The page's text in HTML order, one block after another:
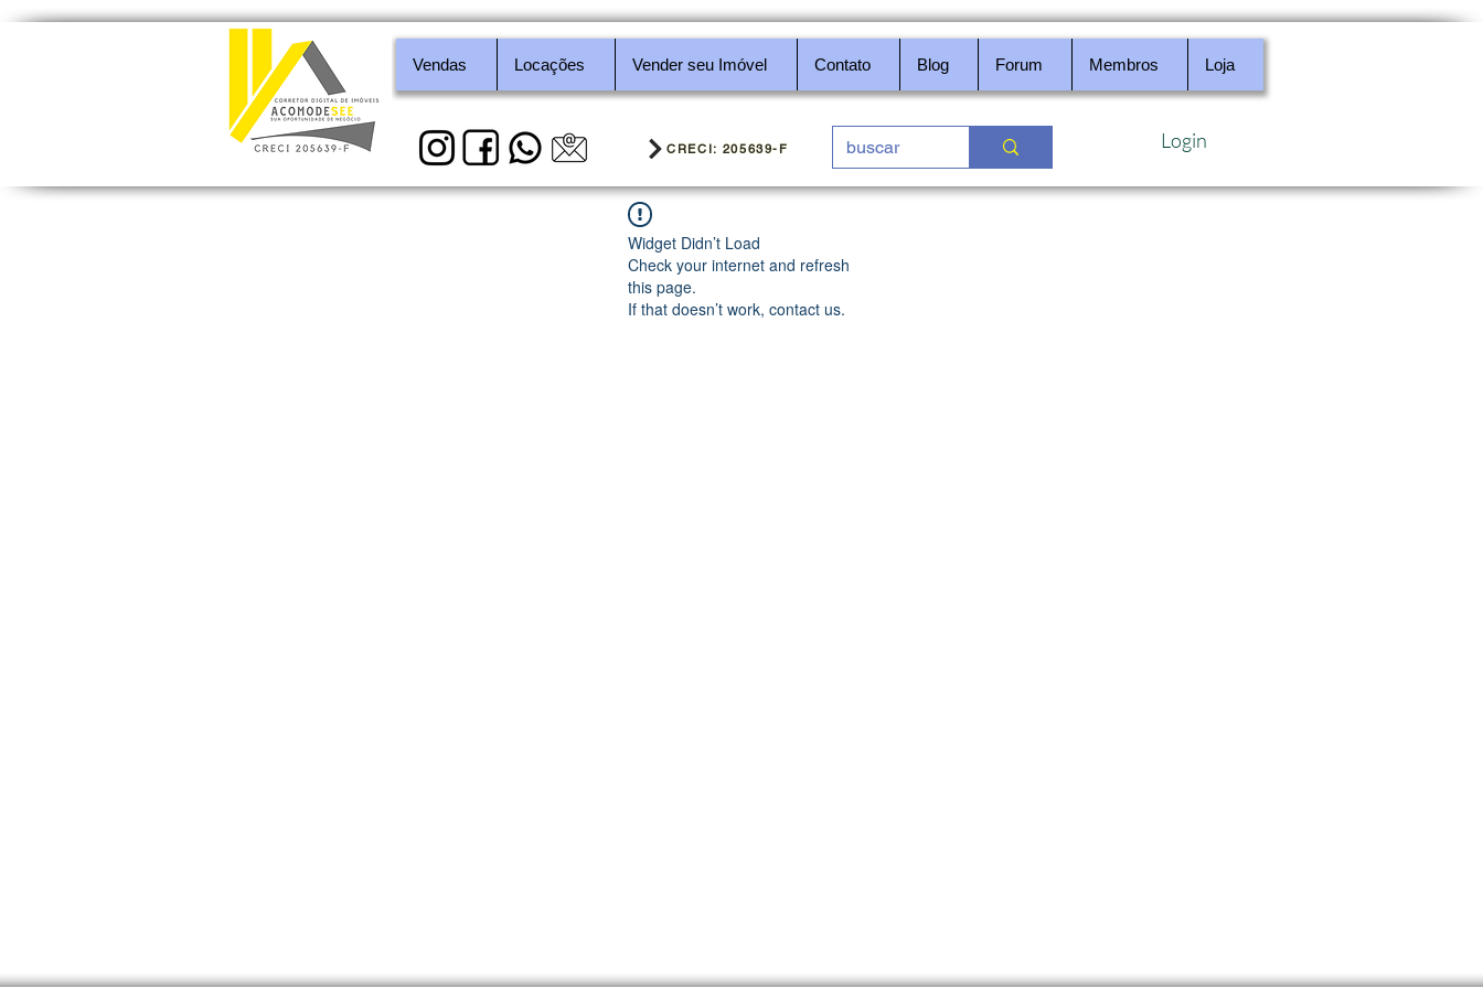
Vendas Locações Vender seu Imóvel Contato Blog Forum Membros Loja
CRECI: 205639-F Login
Widget Didn’t Load
Check your internet and refresh
this page.
If that doesn’t work, contact us.